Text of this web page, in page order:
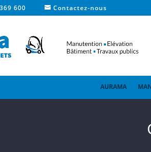
600 Contactez-nous
AURAMA